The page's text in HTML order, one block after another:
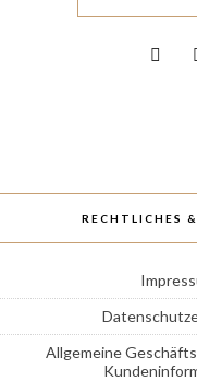
RECHTLICHES
Allgemeine